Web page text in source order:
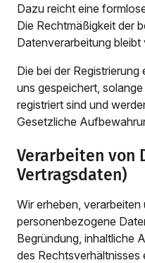
Dazu reicht eine
Die Rechtmäßigkeit der
Datenverarbeitung
Die bei der
uns gespeichert,
registriert sind und
Gesetzliche
Verarbeiten von
Vertragsdaten)
Wir erheben,
personenbezogene
Begründung, inhaltliche
des Rechtsverhältnisses